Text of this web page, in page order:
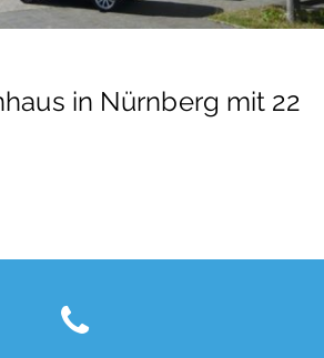
in Nürnberg mit 22